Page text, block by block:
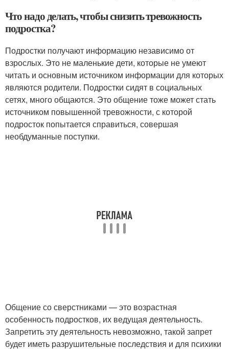
Что надо делать, чтобы снизить тревожность
подростка?
Подростки получают информацию независимо от
взрослых. Это не маленькие дети, которые не умеют
читать и основным источником информации для которых
являются родители. Подростки сидят в социальных
сетях, много общаются. Это общение тоже может стать
источником повышенной тревожности, с которой
подросток попытается справиться, совершая
необдуманные поступки.
Общение со сверстниками — это возрастная
особенность подростков, их ведущая деятельность.
Запретить эту деятельность невозможно, такой запрет
будет иметь разрушительные последствия и для психики